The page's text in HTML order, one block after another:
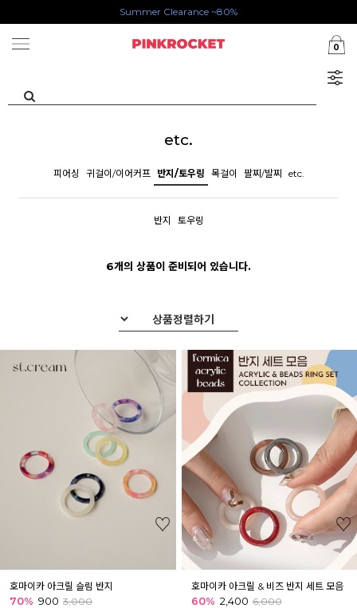
Summer Clearance ~80%
0
etc.
피어싱 귀걸이/이어커프 반지/토우링 목걸이 팔찌/발찌 etc.
반지 토우링
6개의 상품이 준비되어 있습니다.
호마이카 아크릴 슬림 반지
70% 900 3,000
호마이카 아크릴 & 비즈 반지 세트 모음
60% 2,400 6,000